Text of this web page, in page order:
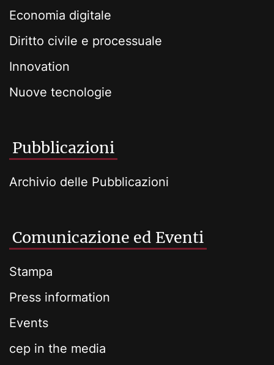
Economia digitale
Diritto civile e processuale
Innovation
Nuove tecnologie
Pubblicazioni
Archivio delle Pubblicazioni
Comunicazione ed Eventi
Stampa
Press information
Events
cep in the media